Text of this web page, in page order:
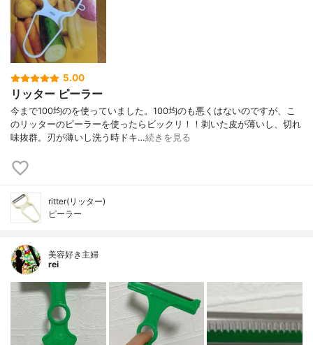
5.00
リッター ピーラー
今まで100均のを使っていました。100均のも悪くはないのですが、こ
のリッターのピーラーを使ったらビックリ！！剥いた皮が薄いし、切れ
味抜群。刃が薄いし洗う時ドキ…続きを見る
ritter(リッター)
ピーラー
美容好き主婦
rei